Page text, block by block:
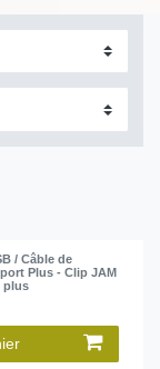
/ Câble de
Plus - Clip JAM
plus